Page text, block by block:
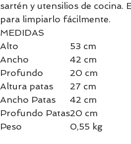
sartén y utensilios de cocina.
para limpiarlo fácilmente.
MEDIDAS
Alto
53 cm
Ancho
42 cm
Profundo
20 cm
Altura patas
27 cm
Ancho Patas
42 cm
Profundo Patas20 cm
Peso
0,55 kg